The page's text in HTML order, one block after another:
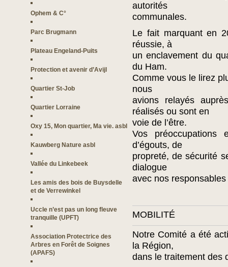
Ophem & C°
Parc Brugmann
Plateau Engeland-Puits
Protection et avenir d’Avijl
Quartier St-Job
Quartier Lorraine
Oxy 15, Mon quartier, Ma vie. asbl
Kauwberg Nature asbl
Vallée du Linkebeek
Les amis des bois de Buysdelle
et de Verrewinkel
Uccle n’est pas un long fleuve
tranquille (UPFT)
Association Protectrice des
Arbres en Forêt de Soignes
(APAFS)
autorités
communales.
Le fait marquant en
réussie, à
un enclavement du
du Ham.
Comme vous le lirez
nous
avions relayés
réalisés ou sont en
voie de l’être.
Vos préoccupations
d’égouts, de
propreté, de sécurité
dialogue
avec nos
MOBILITÉ
Notre Comité a été
la Région,
dans le traitement des